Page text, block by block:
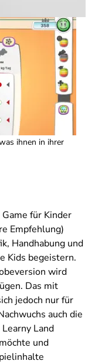
ihnen in ihrer
für Kinder
Empfehlung)
Handhabung und
Kids begeistern.
wird
Das mit
jedoch nur für
auch die
Land
und